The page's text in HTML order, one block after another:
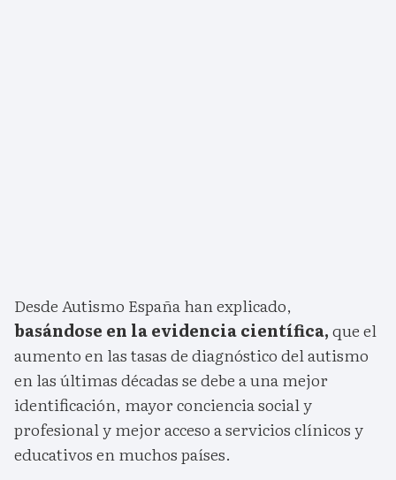
Desde Autismo España han explicado,
basándose en la evidencia científica,que el
aumento en las tasas de diagnóstico del autismo
en las últimas décadas se debe a una mejor
identificación, mayor conciencia social y
profesional y mejor acceso a servicios clínicos y
educativos en muchos países.